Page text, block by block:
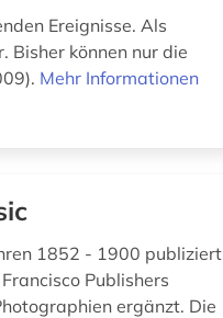
Ereignisse. Als
Bisher können nur die
Mehr Informationen
1852 - 1900 publiziert
Publishers
ergänzt. Die